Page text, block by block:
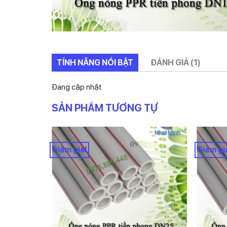
TÍNH NĂNG NỔI BẬT ĐÁNH GIÁ (1)
Đang cập nhật
SẢN PHẨM TƯƠNG TỰ
Giảm giá! Giảm